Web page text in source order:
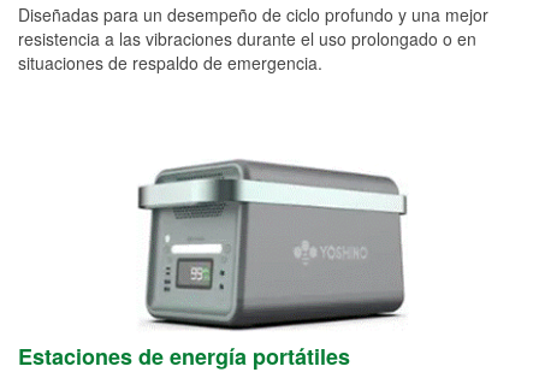
Diseñadas para un desempeño de ciclo profundo y una mejor
resistencia a las vibraciones durante el uso prolongado o en
situaciones de respaldo de emergencia.
Estaciones de energía portátiles